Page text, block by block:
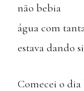
não bebia
água com
estava dando
Comecei o